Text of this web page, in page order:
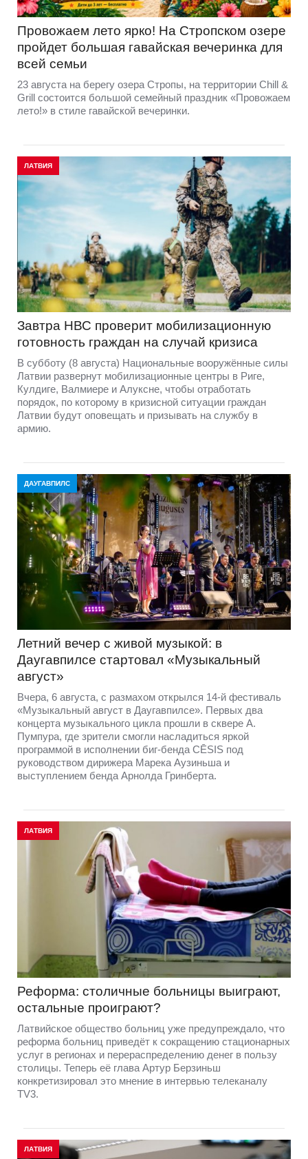
Провожаем лето ярко! На Стропском озере
пройдет большая гавайская вечеринка для
всей семьи
23 августа на берегу озера Стропы, на территории Chill &
Grill состоится большой семейный праздник «Провожаем
лето!» в стиле гавайской вечеринки.
ЛАТВИЯ
Завтра НВС проверит мобилизационную
готовность граждан на случай кризиса
В субботу (8 августа) Национальные вооружённые силы
Латвии развернут мобилизационные центры в Риге,
Кулдиге, Валмиере и Алуксне, чтобы отработать
порядок, по которому в кризисной ситуации граждан
Латвии будут оповещать и призывать на службу в
армию.
ДАУГАВПИЛС
Летний вечер с живой музыкой: в
Даугавпилсе стартовал «Музыкальный
август»
Вчера, 6 августа, с размахом открылся 14-й фестиваль
«Музыкальный август в Даугавпилсе». Первых два
концерта музыкального цикла прошли в сквере А.
Пумпура, где зрители смогли насладиться яркой
программой в исполнении биг-бенда CĒSIS под
руководством дирижера Марека Аузиньша и
выступлением бенда Арнолда Гринберта.
ЛАТВИЯ
Реформа: столичные больницы выиграют,
остальные проиграют?
Латвийское общество больниц уже предупреждало, что
реформа больниц приведёт к сокращению стационарных
услуг в регионах и перераспределению денег в пользу
столицы. Теперь её глава Артур Берзиньш
конкретизировал это мнение в интервью телеканалу
TV3.
ЛАТВИЯ